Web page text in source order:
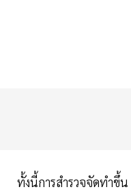
ทั้งนี้การสำรวจจัดทำขึ้